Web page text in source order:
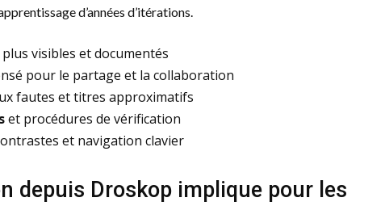
d’années d’itérations.
plus visibles et documentés
pour le partage et la collaboration
fautes et titres approximatifs
et procédures de vérification
et navigation clavier
depuis Droskop implique pour les